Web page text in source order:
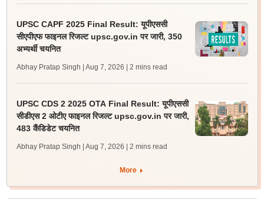
UPSC CAPF 2025 Final Result: यूपीएससी
सीएपीएफ फाइनल रिजल्ट upsc.gov.in पर जारी, 350
अभ्यर्थी चयनित
Abhay Pratap Singh | Aug 7, 2026 | 2 mins read
UPSC CDS 2 2025 OTA Final Result: यूपीएससी
सीडीएस 2 ओटीए फाइनल रिजल्ट upsc.gov.in पर जारी,
483 कैंडिडेट चयनित
Abhay Pratap Singh | Aug 7, 2026 | 2 mins read
More